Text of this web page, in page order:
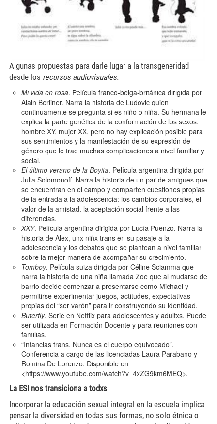
Algunas propuestas para darle lugar a la transgeneridad
desde los recursos audiovisuales.
Mi vida en rosa. Película franco-belga-británica dirigida por
Alain Berliner. Narra la historia de Ludovic quien
continuamente se pregunta si es niño o niña. Su hermana le
explica la parte genética de la conformación de los sexos:
hombre XY, mujer XX, pero no hay explicación posible para
sus sentimientos y la manifestación de su expresión de
género que le trae muchas complicaciones a nivel familiar y
social.
El último verano de la Boyita. Película argentina dirigida por
Julia Solomonoff. Narra la historia de un par de amigues que
se encuentran en el campo y comparten cuestiones propias
de la entrada a la adolescencia: los cambios corporales, el
valor de la amistad, la aceptación social frente a las
diferencias.
XXY. Película argentina dirigida por Lucía Puenzo. Narra la
historia de Alex, unx niñx trans en su pasaje a la
adolescencia y los debates que se plantean a nivel familiar
sobre la mejor manera de acompañar su crecimiento.
Tomboy. Película suiza dirigida por Céline Sciamma que
narra la historia de una niña llamada Zoe que al mudarse de
barrio decide comenzar a presentarse como Michael y
permitirse experimentar juegos, actitudes, expectativas
propias del “ser varón” para ir construyendo su identidad.
Buterfly. Serie en Netflix para adolescentes y adultxs. Puede
ser utilizada en Formación Docente y para reuniones con
familias.
“Infancias trans. Nunca es el cuerpo equivocado”.
Conferencia a cargo de las licenciadas Laura Parabano y
Romina De Lorenzo. Disponible en
<https://www.youtube.com/watch?v=4xZG9km6MEQ>.
La ESI nos transiciona a todxs
Incorporar la educación sexual integral en la escuela implica
pensar la diversidad en todas sus formas, no solo étnica o